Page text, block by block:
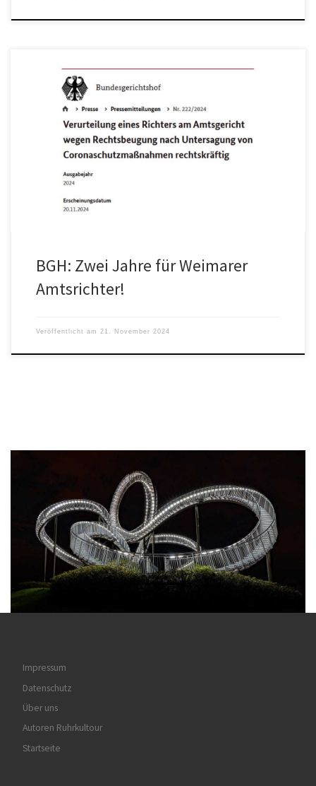
Stefan Homburg: „Der Familienrichter wollte Kinder vor dem
Maskenzwang schützen. Dafür büßt er nun mit zwei Jahren Haft auf
Bewährung, […]
BGH: Zwei Jahre für Weimarer
Amtsrichter!
Veröffentlicht am 21. November 2024
Impressum
Datenschutz
Über uns
Autoren Ruhrkultour
Startseite